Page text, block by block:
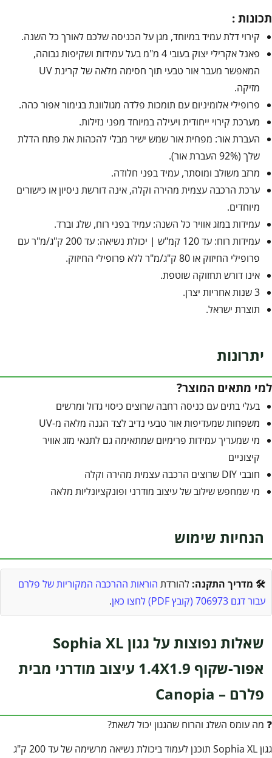
תכונות :
קירוי דלת עמיד במיוחד, מגן על הכניסה שלכם לאורך כל השנה.
פאנל אקרילי יצוק בעובי 4 מ"מ בעל עמידות ושקיפות גבוהה,
המאפשר מעבר אור טבעי תוך חסימה מלאה של קרינת UV
מזיקה.
פרופילי אלומיניום עם תומכות פלדה מגולוונת בגימור אפור כהה.
מערכת קירוי ייחודית ויעילה במיוחד מפני נזילות.
העברת אור: מפחית אור שמש ישיר מבלי להכהות את פתח הדלת
שלך (92% העברת אור).
מרזב משולב ומוסתר, עמיד בפני חלודה.
ערכת הרכבה עצמית מהירה וקלה, אינה דורשת ניסיון או כישורים
מיוחדים.
עמידות במזג אוויר כל השנה: עמיד בפני רוח, שלג וברד.
עמידות רוח: עד 120 קמ"ש | יכולת נשיאה: עד 200 ק"ג/מ"ר עם
פרופילי החיזוק או 80 ק"ג/מ"ר ללא פרופילי החיזוק.
אינו דורש תחזוקה שוטפת.
3 שנות אחריות יצרן.
תוצרת ישראל.
יתרונות
למי מתאים המוצר?
בעלי בתים עם כניסה רחבה שרוצים כיסוי גדול ומרשים
משפחות שמעדיפות אור טבעי נדיב לצד הגנה מלאה מ-UV
מי שמעריך עמידות פרימיום שמתאימה גם לתנאי מזג אוויר
קיצוניים
חובבי DIY שרוצים הרכבה עצמית מהירה וקלה
מי שמחפש שילוב של עיצוב מודרני ופונקציונליות מלאה
הנחיות שימוש
🛠️ מדריך התקנה: להורדת הוראות ההרכבה המקוריות של פלרם
עבור דגם 706973 (קובץ PDF) לחצו כאן
.
שאלות נפוצות על גגון Sophia XL
אפור-שקוף 1.4X1.9 עיצוב מודרני מבית
פלרם – Canopia
❓ מה עומס השלג והרוח שהגגון יכול לשאת?
גגון Sophia XL תוכנן לעמוד ביכולת נשיאה מרשימה של עד 200 ק"ג